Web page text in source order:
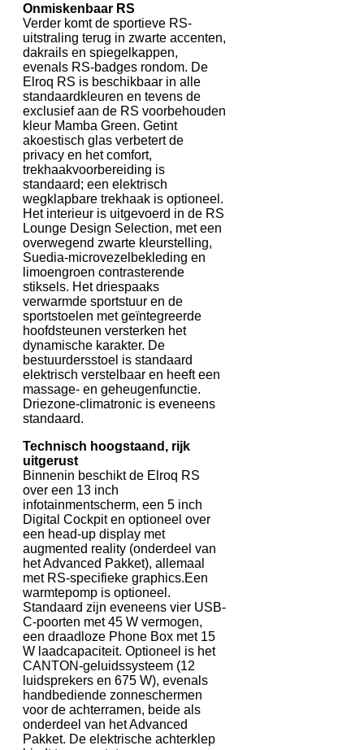
Onmiskenbaar RS
Verder komt de sportieve RS-
uitstraling terug in zwarte accenten,
dakrails en spiegelkappen,
evenals RS-badges rondom. De
Elroq RS is beschikbaar in alle
standaardkleuren en tevens de
exclusief aan de RS voorbehouden
kleur Mamba Green. Getint
akoestisch glas verbetert de
privacy en het comfort,
trekhaakvoorbereiding is
standaard; een elektrisch
wegklapbare trekhaak is optioneel.
Het interieur is uitgevoerd in de RS
Lounge Design Selection, met een
overwegend zwarte kleurstelling,
Suedia-microvezelbekleding en
limoengroen contrasterende
stiksels. Het driespaaks
verwarmde sportstuur en de
sportstoelen met geïntegreerde
hoofdsteunen versterken het
dynamische karakter. De
bestuurdersstoel is standaard
elektrisch verstelbaar en heeft een
massage- en geheugenfunctie.
Driezone-climatronic is eveneens
standaard.
Technisch hoogstaand, rijk
uitgerust
Binnenin beschikt de Elroq RS
over een 13 inch
infotainmentscherm, een 5 inch
Digital Cockpit en optioneel over
een head-up display met
augmented reality (onderdeel van
het Advanced Pakket), allemaal
met RS-specifieke graphics.Een
warmtepomp is optioneel.
Standaard zijn eveneens vier USB-
C-poorten met 45 W vermogen,
een draadloze Phone Box met 15
W laadcapaciteit. Optioneel is het
CANTON-geluidssysteem (12
luidsprekers en 675 W), evenals
handbediende zonneschermen
voor de achterramen, beide als
onderdeel van het Advanced
Pakket. De elektrische achterklep